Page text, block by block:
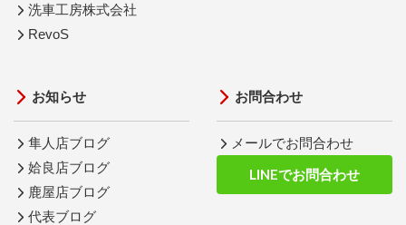
洗車工房株式会社
RevoS
お知らせ
隼人店ブログ
姶良店ブログ
鹿屋店ブログ
代表ブログ
お問合わせ
メールでお問合わせ
LINEでお問合わせ